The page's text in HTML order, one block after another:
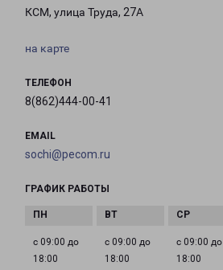
КСМ, улица Труда, 27А
на карте
ТЕЛЕФОН
8(862)444-00-41
EMAIL
sochi@pecom.ru
ГРАФИК РАБОТЫ
с 09:00 до
18:00
с 09:00 до
18:00
с 09:00 до
18:00